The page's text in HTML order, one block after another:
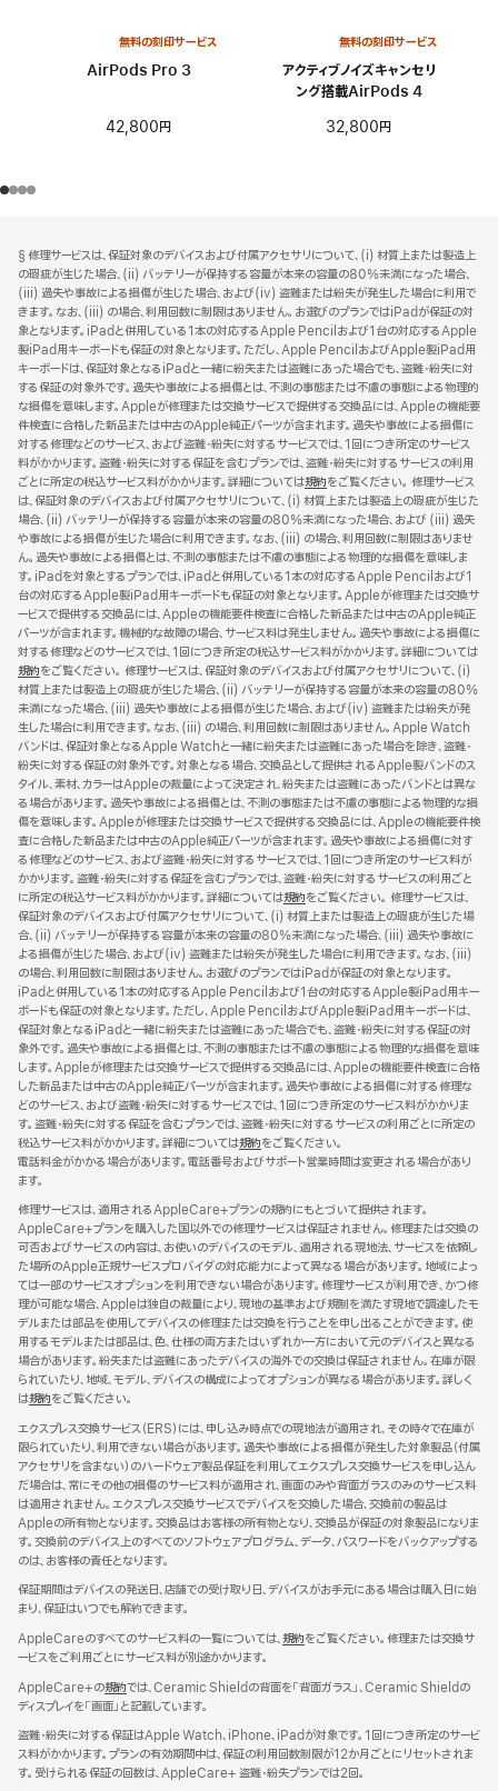
無料の刻印サービス
AirPods Pro 3
42,800円
無料の刻印サービス
アクティブノイズキャンセリ
ング搭載AirPods 4
32,800円
ッ
タ
ー
注
§ 修理サービスは、保証対象のデバイスおよび付属アクセサリについて、(i) 材質上または製造上
の瑕疵が生じた場合、(ii) バッテリーが保持する容量が本来の容量の80%未満になった場合、
(iii) 過失や事故による損傷が生じた場合、および(iv) 盗難または紛失が発生した場合に利用で
きます。なお、(iii) の場合、利用回数に制限はありません。お選びのプランではiPadが保証の対
象となります。iPadと併用している1本の対応するApple Pencilおよび1台の対応するApple
製iPad用キーボードも保証の対象となります。ただし、Apple PencilおよびApple製iPad用
キーボードは、保証対象となるiPadと一緒に紛失または盗難にあった場合でも、盗難・紛失に対
する保証の対象外です。過失や事故による損傷とは、不測の事態または不慮の事態による物理的
な損傷を意味します。Appleが修理または交換サービスで提供する交換品には、Appleの機能要
件検査に合格した新品または中古のApple純正パーツが含まれます。過失や事故による損傷に
対する修理などのサービス、および盗難・紛失に対するサービスでは、1回につき所定のサービス
料がかかります。盗難・紛失に対する保証を含むプランでは、盗難・紛失に対するサービスの利用
ごとに所定の税込サービス料がかかります。詳細については規約（新
規
ウ
イ
ン
ド
ウ
で
開
き
ま
す）
をご覧ください。 修理サービス
は、保証対象のデバイスおよび付属アクセサリについて、(i) 材質上または製造上の瑕疵が生じた
場合、(ii) バッテリーが保持する容量が本来の容量の80%未満になった場合、および (iii) 過失
や事故による損傷が生じた場合に利用できます。なお、(iii) の場合、利用回数に制限はありませ
ん。過失や事故による損傷とは、不測の事態または不慮の事態による物理的な損傷を意味しま
す。iPadを対象とするプランでは、iPadと併用している1本の対応するApple Pencilおよび1
台の対応するApple製iPad用キーボードも保証の対象となります。Appleが修理または交換サ
ービスで提供する交換品には、Appleの機能要件検査に合格した新品または中古のApple純正
パーツが含まれます。機械的な故障の場合、サービス料は発生しません。過失や事故による損傷に
対する修理などのサービスでは、1回につき所定の税込サービス料がかかります。詳細については
規約（新
規
ウ
イ
ン
ド
ウ
で
開
き
ま
す）
をご覧ください。 修理サービスは、保証対象のデバイスおよび付属アクセサリについて、(i)
材質上または製造上の瑕疵が生じた場合、(ii) バッテリーが保持する容量が本来の容量の80%
未満になった場合、(iii) 過失や事故による損傷が生じた場合、および(iv) 盗難または紛失が発
生した場合に利用できます。なお、(iii) の場合、利用回数に制限はありません。Apple Watch
バンドは、保証対象となるApple Watchと一緒に紛失または盗難にあった場合を除き、盗難・
紛失に対する保証の対象外です。対象となる場合、交換品として提供されるApple製バンドのス
タイル、素材、カラーはAppleの裁量によって決定され、紛失または盗難にあったバンドとは異な
る場合があります。過失や事故による損傷とは、不測の事態または不慮の事態による物理的な損
傷を意味します。Appleが修理または交換サービスで提供する交換品には、Appleの機能要件検
査に合格した新品または中古のApple純正パーツが含まれます。過失や事故による損傷に対す
る修理などのサービス、および盗難・紛失に対するサービスでは、1回につき所定のサービス料が
かかります。盗難・紛失に対する保証を含むプランでは、盗難・紛失に対するサービスの利用ごと
に所定の税込サービス料がかかります。詳細については規約（新
規
ウ
イ
ン
ド
ウ
で
開
き
ま
す）
をご覧ください。 修理サービスは、
保証対象のデバイスおよび付属アクセサリについて、(i) 材質上または製造上の瑕疵が生じた場
合、(ii) バッテリーが保持する容量が本来の容量の80%未満になった場合、(iii) 過失や事故に
よる損傷が生じた場合、および(iv) 盗難または紛失が発生した場合に利用できます。なお、(iii)
の場合、利用回数に制限はありません。お選びのプランではiPadが保証の対象となります。
iPadと併用している1本の対応するApple Pencilおよび1台の対応するApple製iPad用キー
ボードも保証の対象となります。ただし、Apple PencilおよびApple製iPad用キーボードは、
保証対象となるiPadと一緒に紛失または盗難にあった場合でも、盗難・紛失に対する保証の対
象外です。過失や事故による損傷とは、不測の事態または不慮の事態による物理的な損傷を意味
します。Appleが修理または交換サービスで提供する交換品には、Appleの機能要件検査に合格
した新品または中古のApple純正パーツが含まれます。過失や事故による損傷に対する修理な
どのサービス、および盗難・紛失に対するサービスでは、1回につき所定のサービス料がかかりま
す。盗難・紛失に対する保証を含むプランでは、盗難・紛失に対するサービスの利用ごとに所定の
税込サービス料がかかります。詳細については規約（新
規
ン
ド
ウ
で
開
き
ま
す）
をご覧ください。
電話料金がかかる場合があります。電話番号およびサポート営業時間は変更される場合があり
ます。
修理サービスは、適用されるAppleCare+プランの規約にもとづいて提供されます。
AppleCare+プランを購入した国以外での修理サービスは保証されません。修理または交換の
可否およびサービスの内容は、お使いのデバイスのモデル、適用される現地法、サービスを依頼し
た場所のApple正規サービスプロバイダの対応能力によって異なる場合があります。地域によっ
ては一部のサービスオプションを利用できない場合があります。修理サービスが利用でき、かつ修
理が可能な場合、Appleは独自の裁量により、現地の基準および規制を満たす現地で調達したモ
デルまたは部品を使用してデバイスの修理または交換を行うことを申し出ることができます。使
用するモデルまたは部品は、色、仕様の両方またはいずれか一方において元のデバイスと異なる
場合があります。紛失または盗難にあったデバイスの海外での交換は保証されません。在庫が限
られていたり、地域、モデル、デバイスの構成によってオプションが異なる場合があります。詳しく
は規約（新
ウ
イ
ン
ド
ウ
で
開
き
ま
す）
をご覧ください。
エクスプレス交換サービス（ERS）には、申し込み時点での現地法が適用され、その時々で在庫が
限られていたり、利用できない場合があります。過失や事故による損傷が発生した対象製品（付属
アクセサリを含まない）のハードウェア製品保証を利用してエクスプレス交換サービスを申し込ん
だ場合は、常にその他の損傷のサービス料が適用され、画面のみや背面ガラスのみのサービス料
は適用されません。エクスプレス交換サービスでデバイスを交換した場合、交換前の製品は
Appleの所有物となります。交換品はお客様の所有物となり、交換品が保証の対象製品になりま
す。交換前のデバイス上のすべてのソフトウェアプログラム、データ、パスワードをバックアップする
のは、お客様の責任となります。
保証期間はデバイスの発送日、店舗での受け取り日、デバイスがお手元にある場合は購入日に始
まり、保証はいつでも解約できます。
AppleCareのすべてのサービス料の一覧については、規約（新
イ
ド
ウ
で
をご覧ください。修理または交換サ
ービスをご利用ごとにサービス料が別途かかります。
AppleCare+の規約（新
規
イ
ン
ド
では、Ceramic Shieldの背面を「背面ガラス」、Ceramic Shieldの
ディスプレイを「画面」と記載しています。
盗難・紛失に対する保証はApple Watch、iPhone、iPadが対象です。1回につき所定のサービ
ス料がかかります。プランの有効期間中は、保証の利用回数制限が12か月ごとにリセットされま
す。受けられる保証の回数は、AppleCare+ 盗難・紛失プランでは2回。